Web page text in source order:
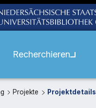
Recherchieren
Projekte Projektdetails